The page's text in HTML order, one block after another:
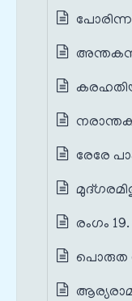
അന്തകനു
രേരേ
രംഗം
പൊരുത